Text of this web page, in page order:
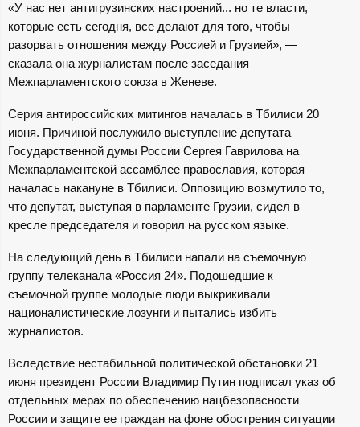
и
н
ф
о
р
м
а
ц
и
о
н
«У нас нет антигрузинских настроений... но те власти,
которые есть сегодня, все делают для того, чтобы
разорвать отношения между Россией и Грузией», —
сказала она журналистам после заседания
Межпарламентского союза в Женеве.
Серия антироссийских митингов началась в Тбилиси 20
июня. Причиной послужило выступление депутата
Государственной думы России Сергея Гаврилова на
Межпарламентской ассамблее православия, которая
началась накануне в Тбилиси. Оппозицию возмутило то,
что депутат, выступая в парламенте Грузии, сидел в
кресле председателя и говорил на русском языке.
На следующий день в Тбилиси напали на съемочную
группу телеканала «Россия 24». Подошедшие к
съемочной группе молодые люди выкрикивали
националистические лозунги и пытались избить
журналистов.
Вследствие нестабильной политической обстановки 21
июня президент России Владимир Путин подписал указ об
отдельных мерах по обеспечению нацбезопасности
России и защите ее граждан на фоне обострения ситуации